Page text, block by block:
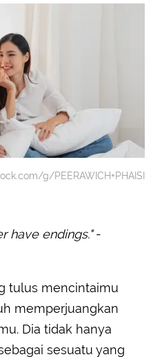
g/PEERAWICH+PHAISI
have endings."-
tulus mencintaimu
memperjuangkan
Dia tidak hanya
sesuatu yang